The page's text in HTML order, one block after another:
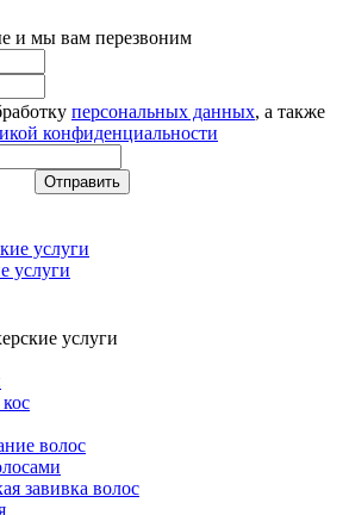
и мы вам перезвоним
персональных данных, а также
конфиденциальности
услуги
услуги
волос
завивка волос